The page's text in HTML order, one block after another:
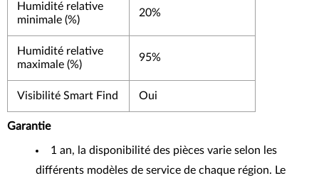
Humidité relative
minimale (%)
20%
Humidité relative
maximale (%)
95%
Visibilité Smart Find Oui
Garantie
1 an, la disponibilité des pièces varie selon les
différents modèles de service de chaque région. Le